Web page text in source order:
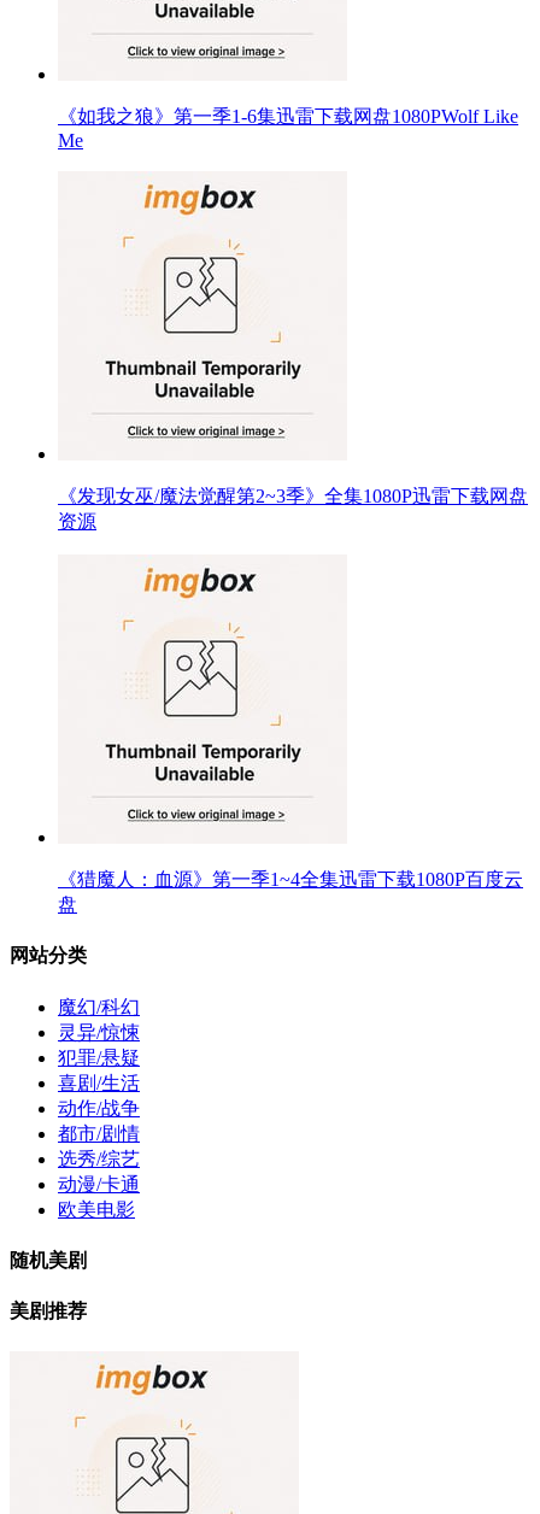
《如我之狼》第一季1-6集迅雷下载网盘1080PWolf Like
Me
《发现女巫/魔法觉醒第2~3季》全集1080P迅雷下载网盘
资源
《猎魔人：血源》第一季1~4全集迅雷下载1080P百度云
盘
网站分类
魔幻/科幻
灵异/惊悚
犯罪/悬疑
喜剧/生活
动作/战争
都市/剧情
选秀/综艺
动漫/卡通
欧美电影
随机美剧
美剧推荐